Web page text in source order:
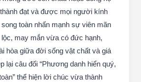
đạt và được mọi người kính
toàn nhấn mạnh sự viên mãn
may mắn vừa có đức hạnh,
hòa giữa đời sống vật chất và giá
lại câu đối “Phương danh hiển quý,
thể hiện lời chúc vừa thành